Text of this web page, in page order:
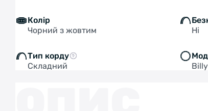
Колір
Чорний з жовтим
Ні
Тип корду
Складний